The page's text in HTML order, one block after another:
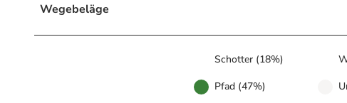
Wegebeläge
Schotter (18%)
Pfad (47%)